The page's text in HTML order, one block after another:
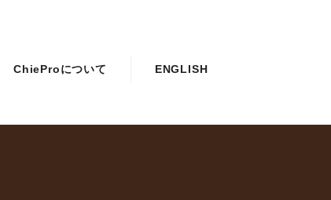
ChieProについて ENGLISH